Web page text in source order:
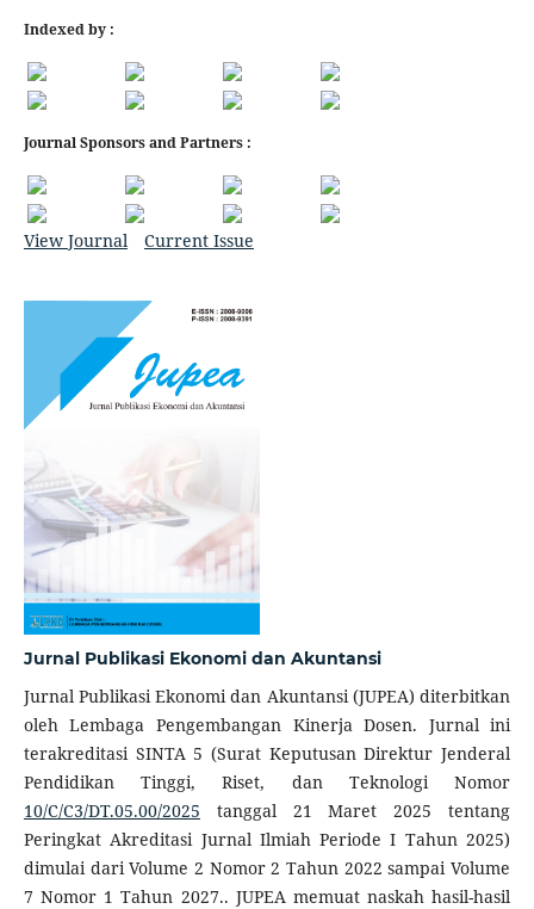
Indexed by :
Journal Sponsors and Partners :
View Journal Current Issue
Jurnal Publikasi Ekonomi dan Akuntansi
Jurnal Publikasi Ekonomi dan Akuntansi (JUPEA) diterbitkan
oleh Lembaga Pengembangan Kinerja Dosen. Jurnal ini
terakreditasi SINTA 5 (Surat Keputusan Direktur Jenderal
Pendidikan Tinggi, Riset, dan Teknologi Nomor
10/C/C3/DT.05.00/2025 tanggal 21 Maret 2025 tentang
Peringkat Akreditasi Jurnal Ilmiah Periode I Tahun 2025)
dimulai dari Volume 2 Nomor 2 Tahun 2022 sampai Volume
7 Nomor 1 Tahun 2027.. JUPEA memuat naskah hasil-hasil